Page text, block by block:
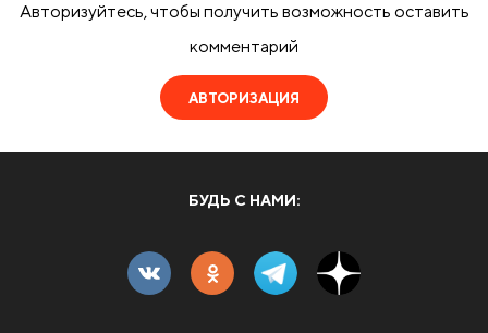
Авторизуйтесь, чтобы получить возможность оставить
комментарий
АВТОРИЗАЦИЯ
БУДЬ С НАМИ: